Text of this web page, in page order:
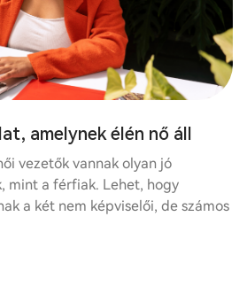
amelynek élén nő áll
vezetők vannak olyan jó
mint a férfiak. Lehet, hogy
a két nem képviselői, de számos